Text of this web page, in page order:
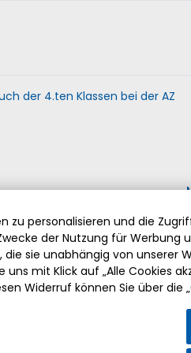
der 4.ten Klassen bei der AZ
ABSCHIED VON PFARRER
zu personalisieren und die
der Nutzung für
sie unabhängig von unserer
mit Klick auf „Alle Cookies
Widerruf können Sie über die